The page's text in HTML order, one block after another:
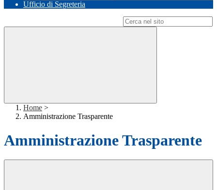
Ufficio di Segreteria
Home >
Amministrazione Trasparente
Amministrazione Trasparente